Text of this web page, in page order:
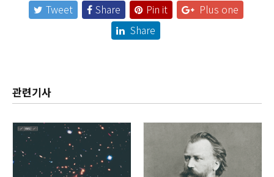
Tweet Share Pin it
Plus one
Share
관련기사